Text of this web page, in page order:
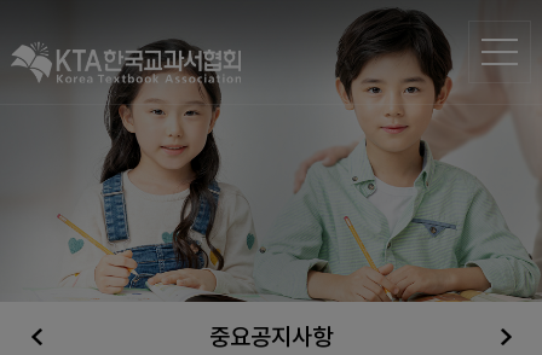
중요공지사항